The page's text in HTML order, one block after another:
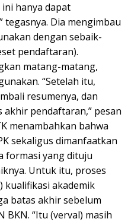
hanya dapat
tegasnya. Dia mengimbau
dengan sebaik-
pendaftaran).
matang-matang,
“Setelah itu,
resumenya, dan
akhir pendaftaran,” pesan
menambahkan bahwa
sekaligus dimanfaatkan
formasi yang dituju
Untuk itu, proses
kualifikasi akademik
batas akhir sebelum
BKN. “Itu (verval) masih